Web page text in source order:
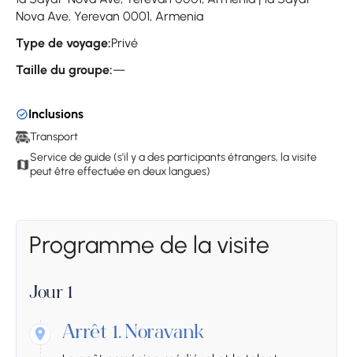
Nova Ave, Yerevan 0001, Armenia
Type de voyage:Privé
Taille du groupe:—
Inclusions
Transport
Service de guide (s'il y a des participants étrangers, la visite
peut être effectuée en deux langues)
Programme de la visite
Jour 1
Arrêt 1. Noravank